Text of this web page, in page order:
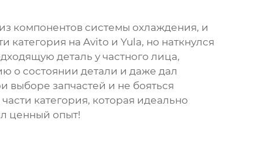
компонентов системы охлаждения, и
категория на Avito и Yula, но наткнулся
деталь у частного лица,
о состоянии детали и даже дал
выборе запчастей и не бояться
категория, которая идеально
ценный опыт!